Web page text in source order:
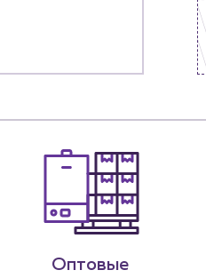
г. Краснодар, ул. Российская, 63
Оптовые